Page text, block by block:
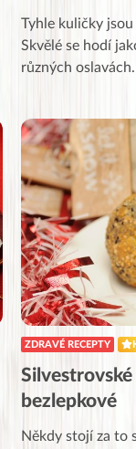
Tyhle kuličky
Skvělé se hodí
různých
ZDRAVÉ RECEPTY
bezlepkové
Někdy stojí za to